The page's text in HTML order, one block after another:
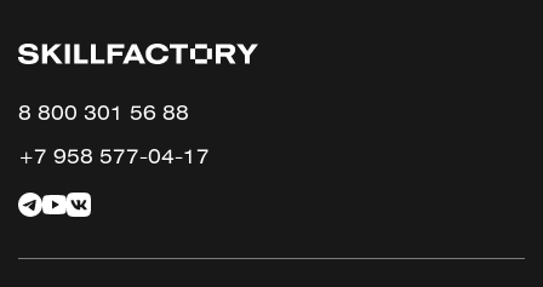
8 800 301 56 88
+7 958 577-04-17